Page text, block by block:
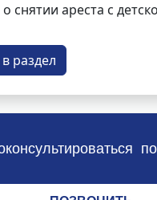
снятии ареста с
раздел